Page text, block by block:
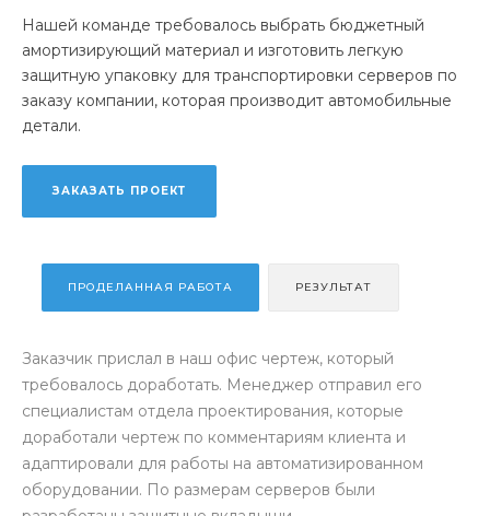
Нашей команде требовалось выбрать бюджетный
амортизирующий материал и изготовить легкую
защитную упаковку для транспортировки серверов по
заказу компании, которая производит автомобильные
детали.
ЗАКАЗАТЬ ПРОЕКТ
ПРОДЕЛАННАЯ РАБОТА РЕЗУЛЬТАТ
Заказчик прислал в наш офис чертеж, который
требовалось доработать. Менеджер отправил его
специалистам отдела проектирования, которые
доработали чертеж по комментариям клиента и
адаптировали для работы на автоматизированном
оборудовании. По размерам серверов были